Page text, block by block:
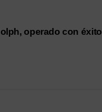
operado con